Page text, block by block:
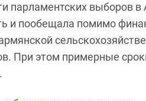
парламентских выборов
и пообещала помимо
При этом примерные